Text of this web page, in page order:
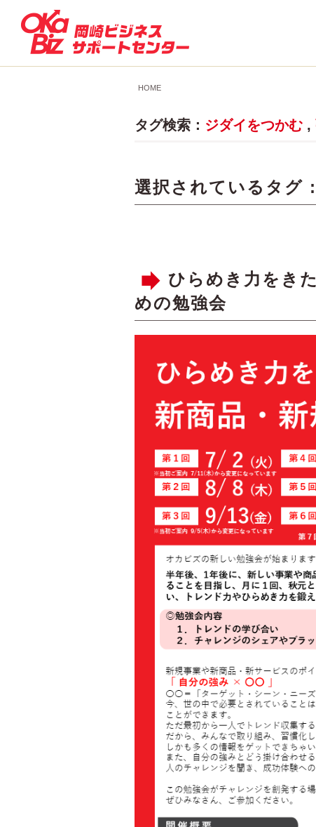
HOME
タグ検索： ジダイをつかむ ,
選択されているタグ :
ひらめき力をき
めの勉強会